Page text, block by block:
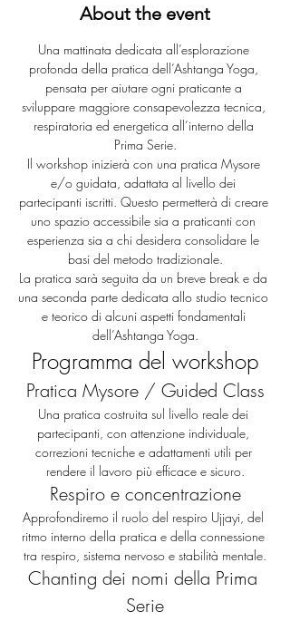
About the event
Una mattinata dedicata all’esplorazione
profonda della pratica dell’Ashtanga Yoga,
pensata per aiutare ogni praticante a
sviluppare maggiore consapevolezza tecnica,
respiratoria ed energetica all’interno della
Prima Serie.
Il workshop inizierà con una pratica Mysore
e/o guidata, adattata al livello dei
partecipanti iscritti. Questo permetterà di creare
uno spazio accessibile sia a praticanti con
esperienza sia a chi desidera consolidare le
basi del metodo tradizionale.
La pratica sarà seguita da un breve break e da
una seconda parte dedicata allo studio tecnico
e teorico di alcuni aspetti fondamentali
dell’Ashtanga Yoga.
Programma del workshop
Pratica Mysore / Guided Class
Una pratica costruita sul livello reale dei
partecipanti, con attenzione individuale,
correzioni tecniche e adattamenti utili per
rendere il lavoro più efficace e sicuro.
Respiro e concentrazione
Approfondiremo il ruolo del respiro Ujjayi, del
ritmo interno della pratica e della connessione
tra respiro, sistema nervoso e stabilità mentale.
Chanting dei nomi della Prima
Serie